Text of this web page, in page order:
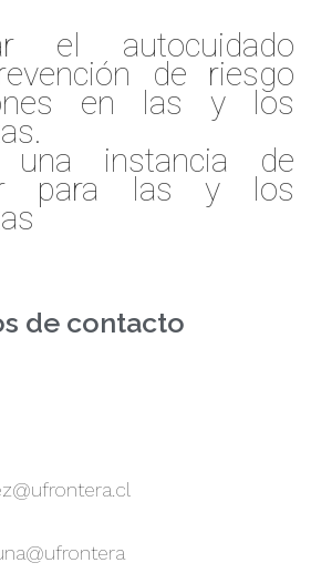
el autocuidado
de riesgo
en las y los
una instancia de
para las y los
de contacto